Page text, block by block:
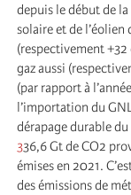
depuis le début de
solaire et de
(respectivement
gaz aussi
(par rapport à
l’importation du
dérapage durable
336,6 Gt de CO2
émises en 2021.
des émissions de